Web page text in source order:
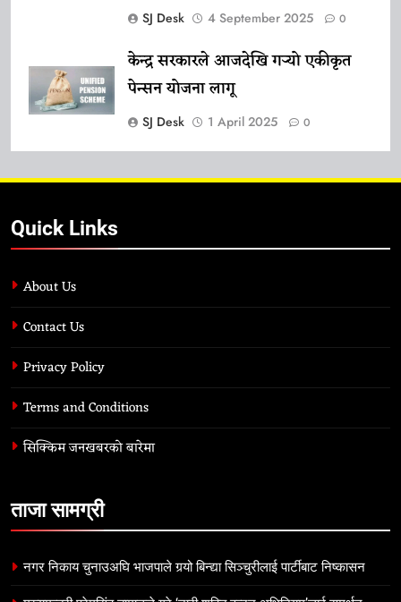
SJ Desk 4 September 2025 0
केन्द्र सरकारले आजदेखि गर्‍यो एकीकृत
पेन्सन योजना लागू
SJ Desk 1 April 2025 0
Quick Links
About Us
Contact Us
Privacy Policy
Terms and Conditions
सिक्किम जनखबरको बारेमा
ताजा सामग्री
नगर निकाय चुनाउअघि भाजपाले गर्‍यो बिन्द्या सिञ्चुरीलाई पार्टीबाट निष्कासन